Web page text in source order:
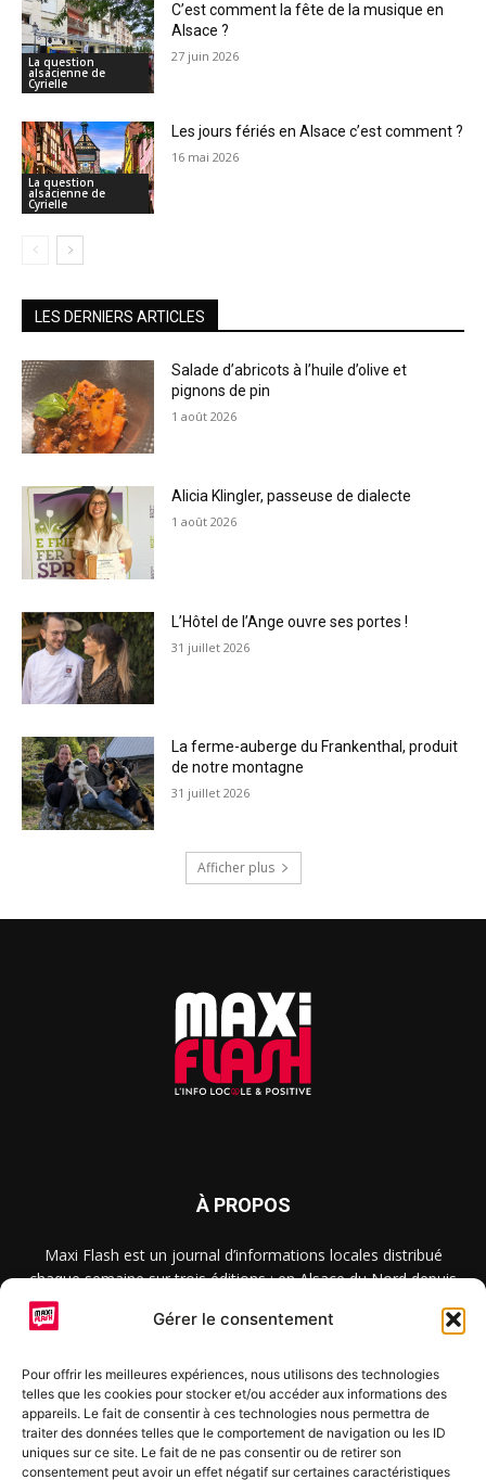
Gérer le consentement
Pour offrir les meilleures expériences, nous utilisons des technologies
telles que les cookies pour stocker et/ou accéder aux informations des
appareils. Le fait de consentir à ces technologies nous permettra de
traiter des données telles que le comportement de navigation ou les ID
uniques sur ce site. Le fait de ne pas consentir ou de retirer son
consentement peut avoir un effet négatif sur certaines caractéristiques
La question
alsacienne de
Cyrielle
C’est comment la fête de la musique en
Alsace ?
27 juin 2026
La question
alsacienne de
Cyrielle
Les jours fériés en Alsace c’est comment ?
16 mai 2026
LES DERNIERS ARTICLES
Salade d’abricots à l’huile d’olive et
pignons de pin
1 août 2026
Alicia Klingler, passeuse de dialecte
1 août 2026
L’Hôtel de l’Ange ouvre ses portes !
31 juillet 2026
La ferme-auberge du Frankenthal, produit
de notre montagne
31 juillet 2026
Afficher plus
À PROPOS
Maxi Flash est un journal d’informations locales distribué
chaque semaine sur trois éditions : en Alsace du Nord depuis
2015, dans les secteurs d’Obernai-Molsheim-Erstein depuis
2022, et à Colmar, Vignoble et Plaine depuis 2023.
SUIVEZ-NOUS